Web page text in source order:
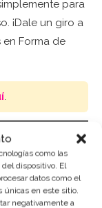
como las
dispositivo. El
datos como el
únicas en este sitio.
negativamente a
para
¡Dale un giro a
Forma de
.